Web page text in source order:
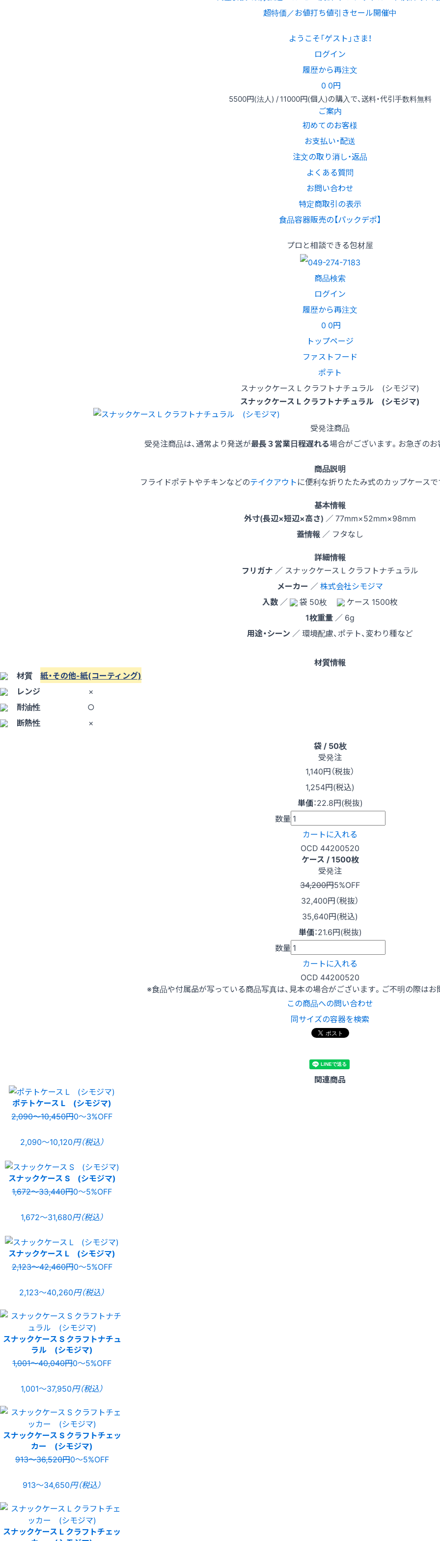
超特価／お値打ち値引きセール開催中
ようこそ「ゲスト」さま！
ログイン
履歴から再注文
0 0円
5500円(法人) /11000円(個人)の購入で、送料・代引手数料無料
ご案内
初めてのお客様
お支払い・配送
注文の取り消し・返品
よくある質問
お問い合わせ
特定商取引の表示
食品容器販売の【パックデポ】
プロと相談できる包材屋
商品検索
ログイン
履歴から再注文
0 0円
トップページ
ファストフード
ポテト
スナックケース L クラフトナチュラル (シモジマ)
スナックケース L クラフトナチュラル (シモジマ)
受発注商品
受発注商品は、通常より発送が最長３営業日程遅れる場合がございます。お急ぎの
商品説明
フライドポテトやチキンなどのテイクアウトに便利な折りたたみ式のカップケースで
基本情報
外寸(長辺×短辺×高さ) ／ 77mm×52mm×98mm
蓋情報 ／ フタなし
詳細情報
フリガナ ／ スナックケース L クラフトナチュラル
メーカー ／株式会社シモジマ
入数 ／ 袋 50枚
ケース 1500枚
1枚重量 ／ 6g
用途・シーン ／ 環境配慮、ポテト、変わり種など
材質情報
材質 紙・その他-紙(コーティング)
レンジ
×
耐油性
○
断熱性
×
袋 / 50枚
受発注
1,140円（税抜）
1,254円(税込)
単価：22.8円(税抜)
数量
カートに入れる
OCD 44200520
ケース / 1500枚
受発注
34,200円5%OFF
32,400円（税抜）
35,640円(税込)
単価：21.6円(税抜)
数量
カートに入れる
OCD 44200520
※食品や付属品が写っている商品写真は、見本の場合がございます。ご不明の際はお
この商品への問い合わせ
同サイズの容器を検索
関連商品
ポテトケース L (シモジマ)
2,090〜10,450円0〜3%OFF
2,090〜10,120円（税込）
スナックケース S (シモジマ)
1,672〜33,440円0〜5%OFF
1,672〜31,680円（税込）
スナックケース L (シモジマ)
2,123〜42,460円0〜5%OFF
2,123〜40,260円（税込）
スナックケース S クラフトナチュ
ラル (シモジマ)
1,001〜40,040円0〜5%OFF
1,001〜37,950円（税込）
スナックケース S クラフトチェッ
カー (シモジマ)
913〜36,520円0〜5%OFF
913〜34,650円（税込）
スナックケース L クラフトチェッ